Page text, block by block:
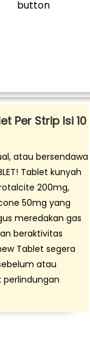
Per Strip Isi 10
atau bersendawa
Tablet kunyah
200mg,
50mg yang
meredakan gas
beraktivitas
Tablet segera
atau
perlindungan